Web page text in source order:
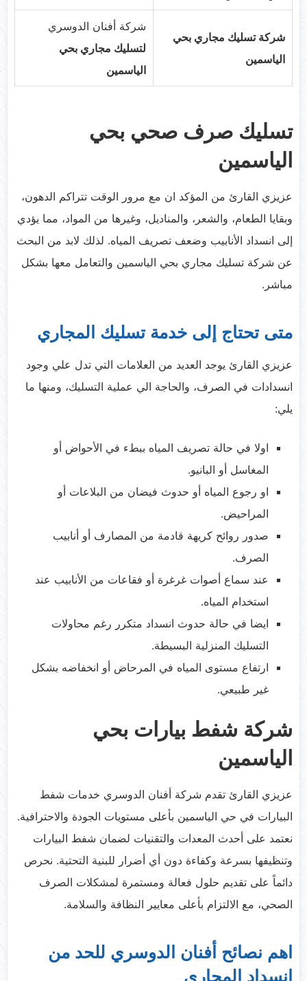
شركة تسليك مجاري بحي
الياسمين
شركة أفنان الدوسري
لتسليك مجاري بحي
الياسمين
تسليك صرف صحي بحي
الياسمين
عزيزي القارئ من المؤكد ان مع مرور الوقت تتراكم الدهون،
وبقايا الطعام، والشعر، والمناديل، وغيرها من المواد، مما يؤدي
إلى انسداد الأنابيب وضعف تصريف المياه. لذلك لابد من البحث
عن شركة تسليك مجاري بحي الياسمين والتعامل معها بشكل
مباشر.
متى تحتاج إلى خدمة تسليك المجاري
عزيزي القارئ يوجد العديد من العلامات التي تدل علي وجود
انسدادات في الصرف، والحاجة الي عملية التسليك، ومنها ما
يلي:
اولا في حالة تصريف المياه ببطء في الأحواض أو
المغاسل أو البانيو.
او رجوع المياه أو حدوث فيضان من البلاعات أو
المراحيض.
صدور روائح كريهة قادمة من المصارف أو أنابيب
الصرف.
عند سماع أصوات غرغرة أو فقاعات من الأنابيب عند
استخدام المياه.
ايضا في حالة حدوث انسداد متكرر رغم محاولات
التسليك المنزلية البسيطة.
ارتفاع مستوى المياه في المرحاض أو انخفاضه بشكل
غير طبيعي.
شركة شفط بيارات بحي
الياسمين
عزيزي القارئ تقدم شركة أفنان الدوسري خدمات شفط
البيارات في حي الياسمين بأعلى مستويات الجودة والاحترافية.
نعتمد على أحدث المعدات والتقنيات لضمان شفط البيارات
وتنظيفها بسرعة وكفاءة دون أي أضرار للبنية التحتية. نحرص
دائماً على تقديم حلول فعالة ومستمرة لمشكلات الصرف
الصحي، مع الالتزام بأعلى معايير النظافة والسلامة.
اهم نصائح أفنان الدوسري للحد من
انسداد المجاري